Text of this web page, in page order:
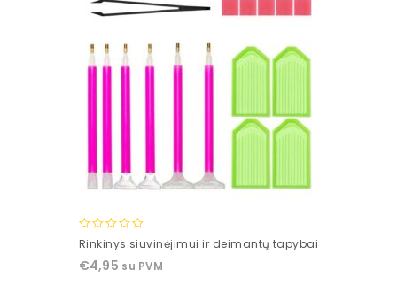
0
of
Rinkinys siuvinėjimui ir deimantų tapybai
€4,95 su PVM